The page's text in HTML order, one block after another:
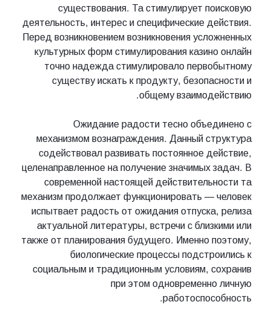
существования. Та стимулирует поисковую
деятельность, интерес и специфические действия.
Перед возникновением возникновения усложненных
культурных форм стимулирования казино онлайн
точно надежда стимулировало первобытному
существу искать к продукту, безопасности и
общему взаимодействию.
Ожидание радости тесно объединено с
механизмом вознаграждения. Данный структура
содействовал развивать постоянное действие,
целенаправленное на получение значимых задач. В
современной настоящей действительности та
механизм продолжает функционировать — человек
испытвает радость от ожидания отпуска, релиза
актуальной литературы, встречи с близкими или
также от планирования будущего. Именно поэтому,
биологические процессы подстроились к
социальным и традиционным условиям, сохранив
при этом одновременно личную
работоспособность.